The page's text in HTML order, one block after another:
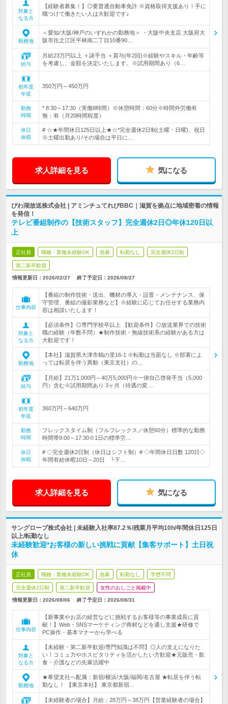
対象と
なる方
【経験者募集！】◎要普通自動車免許 ※資格取得支援あり！手に
職つけて働きたい人は大歓迎です♪
勤務地
＜愛知/大阪/神戸のいずれかの勤務地＞ ・大阪中央支店 大阪府大
阪市住之江区平林南二丁目10番90…
給与
月給23万円以上 ＋諸手当 ＋賞与(年2回)※経験やスキル・年齢等
を考慮し、金額を決定いたします。※試用期間あり（6…
初年度
年収
350万円～450万円
勤務
時間
* 8:30～17:30（実働8時間）※休憩時間：60分※時間外労働有
無：有（月20時間程度）
休日
休暇
# ☆★年間休日125日以上★☆*完全週休2日制(土曜・日曜)、祝日
※土曜出勤あり/その場合は平日に…
求人詳細を見る 気になる
びわ湖放送株式会社 | アミンチュてれびBBC｜滋賀を拠点に地域密着の情報
を発信！
テレビ番組制作の【技術スタッフ】完全週休2日◎年休120日以
上
正社員 職種・業種未経験OK 急募 転勤なし 完全週休2日制
第二新卒歓迎
情報更新日：2026/02/27 終了予定日： 2026/08/27
仕事内容
【番組の制作技術・送出、機材の導入・設置・メンテナンス、保
守管理、番組の撮影業務など】※経験に応じてお任せする業務内
容は相談いたします！
対象と
なる方
【必須条件】◎専門学校卒以上 【歓迎条件】◎放送業界での技術
職の経験（年数不問）★制作技術・無線技術系の経験がある方は
大歓迎です！
勤務地
【本社】滋賀県大津市鶴の里16-1 ※転勤は当面なし ※部署によ
っては転居を伴う異動（東京支社）の…
給与
【月給】21万1,000円～40万5,000円※一律自己啓発手当（5,000
円）含む※試用期間あり 3ヶ月（待遇の変…
初年度
年収
360万円～640万円
勤務
時間
フレックスタイム制（フルフレックス／休憩60分）標準的な勤務
時間帯9:00～17:30※1日の標準労…
休日
休暇
# ◇完全週休2日制（休日はシフト制）# ◇年間休日日数 120日◇
年間有給休暇10日～20日 └下…
求人詳細を見る 気になる
サングローブ株式会社 | 未経験入社率87.2％/残業月平均10h/年間休日125日
以上/転勤なし
未経験歓迎*お客様の新しい挑戦に貢献【集客サポート】土日祝
休
正社員 職種・業種未経験OK 急募 転勤なし 学歴不問
完全週休2日制 第二新卒歓迎 女性のおしごと掲載中
情報更新日：2026/08/06 終了予定日： 2026/08/31
仕事内容
【新事業やお店の経営などに挑戦するお客様等の事業成長に貢
献！】Web・SNSマーケティング商材などを通し支援★研修で
PC操作・基本マナーから学べる
対象と
なる方
【未経験・第二新卒歓迎/専門知識は不問】◎人の支えになりた
い！コミュ力やホスピタリティを活かしたい方歓迎★元販売・飲
食・介護などの先輩活躍中
勤務地
★希望支社へ配属：新宿/横浜/大阪/福岡/名古屋 ★転居を伴う転
勤なし！ 【東京本社】 東京都新宿…
【未経験者の場合】月給：28万円～38万円【営業経験者の場合】